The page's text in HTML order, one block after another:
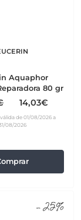
Aquaphor
80 gr
14,03€
de 01/08/2026 a
08/2026
-25%